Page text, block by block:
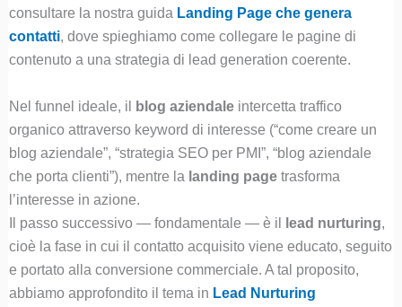
consultare la nostra guida Landing Page che genera
contatti, dove spieghiamo come collegare le pagine di
contenuto a una strategia di lead generation coerente.
Nel funnel ideale, il blog aziendaleintercetta traffico
organico attraverso keyword di interesse (“come creare un
blog aziendale”, “strategia SEO per PMI”, “blog aziendale
che porta clienti”), mentre la landing pagetrasforma
l’interesse in azione.
Il passo successivo — fondamentale — è il
lead nurturing,
cioè la fase in cui il contatto acquisito viene educato, seguito
e portato alla conversione commerciale. A tal proposito,
abbiamo approfondito il tema in Lead Nurturing